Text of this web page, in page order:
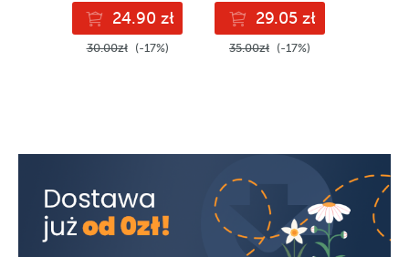
24.90 zł
30.00zł (-17%)
29.05 zł
35.00zł (-17%)